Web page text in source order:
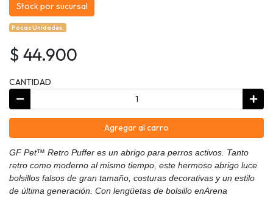
Stock por sucursal
Pocas Unidades.
$ 44.900
CANTIDAD
Agregar al carro
GF Pet™ Retro Puffer es un abrigo para perros activos. Tanto
retro como moderno al mismo tiempo, este hermoso abrigo luce
bolsillos falsos de gran tamaño, costuras decorativas y un estilo
de última generación. Con lengüetas de bolsillo enArena